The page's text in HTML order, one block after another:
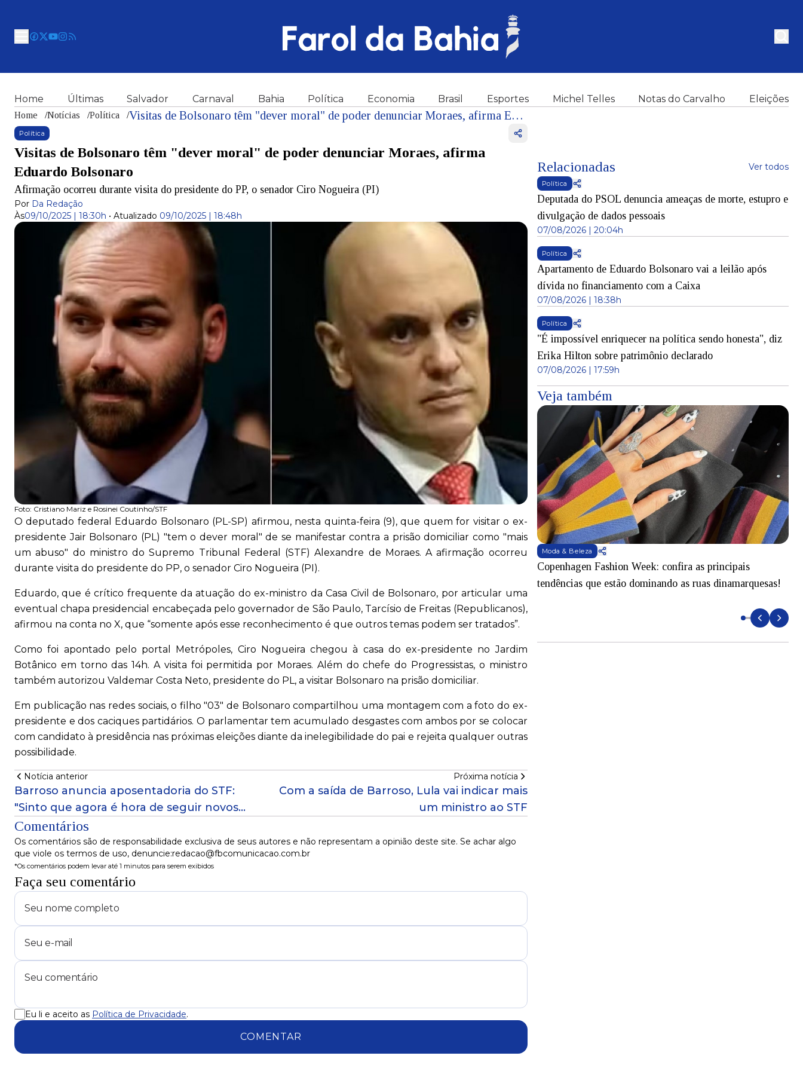
Home Últimas Salvador Carnaval Bahia Política Economia Brasil Esportes Michel Telles Notas do Carvalho Eleições
Home /Notícias /Política / Visitas de Bolsonaro têm "dever moral" de poder denunciar Moraes, afirma Eduardo Bolsonaro
Política
Visitas de Bolsonaro têm "dever moral" de poder denunciar Moraes, afirma
Eduardo Bolsonaro
Afirmação ocorreu durante visita do presidente do PP, o senador Ciro Nogueira (PI)
Por Da Redação
Às09/10/2025 | 18:30h • Atualizado 09/10/2025 | 18:48h
Foto: Cristiano Mariz e Rosinei Coutinho/STF
O deputado federal Eduardo Bolsonaro (PL-SP) afirmou, nesta quinta-feira (9), que quem for visitar o ex-
presidente Jair Bolsonaro (PL) "tem o dever moral" de se manifestar contra a prisão domiciliar como "mais
um abuso" do ministro do Supremo Tribunal Federal (STF) Alexandre de Moraes. A afirmação ocorreu
durante visita do presidente do PP, o senador Ciro Nogueira (PI).
Eduardo, que é crítico frequente da atuação do ex-ministro da Casa Civil de Bolsonaro, por articular uma
eventual chapa presidencial encabeçada pelo governador de São Paulo, Tarcísio de Freitas (Republicanos),
afirmou na conta no X, que “somente após esse reconhecimento é que outros temas podem ser tratados”.
Como foi apontado pelo portal Metrópoles, Ciro Nogueira chegou à casa do ex-presidente no Jardim
Botânico em torno das 14h. A visita foi permitida por Moraes. Além do chefe do Progressistas, o ministro
também autorizou Valdemar Costa Neto, presidente do PL, a visitar Bolsonaro na prisão domiciliar.
Em publicação nas redes sociais, o filho "03" de Bolsonaro compartilhou uma montagem com a foto do ex-
presidente e dos caciques partidários. O parlamentar tem acumulado desgastes com ambos por se colocar
com candidato à presidência nas próximas eleições diante da inelegibilidade do pai e rejeita qualquer outras
possibilidade.
Notícia anterior
Barroso anuncia aposentadoria do STF:
"Sinto que agora é hora de seguir novos
rumos"
Próxima notícia
Com a saída de Barroso, Lula vai indicar mais
um ministro ao STF
Comentários
Os comentários são de responsabilidade exclusiva de seus autores e não representam a opinião deste site. Se achar algo
que viole os termos de uso, denuncie:redacao@fbcomunicacao.com.br
*Os comentários podem levar até 1 minutos para serem exibidos
Faça seu comentário
Eu li e aceito as Política de Privacidade.
COMENTAR
Relacionadas Ver todos
Política
Deputada do PSOL denuncia ameaças de morte, estupro e
divulgação de dados pessoais
07/08/2026 | 20:04h
Política
Apartamento de Eduardo Bolsonaro vai a leilão após
dívida no financiamento com a Caixa
07/08/2026 | 18:38h
Política
"É impossível enriquecer na política sendo honesta", diz
Erika Hilton sobre patrimônio declarado
07/08/2026 | 17:59h
Veja também
Moda & Beleza
Copenhagen Fashion Week: confira as principais
tendências que estão dominando as ruas dinamarquesas!